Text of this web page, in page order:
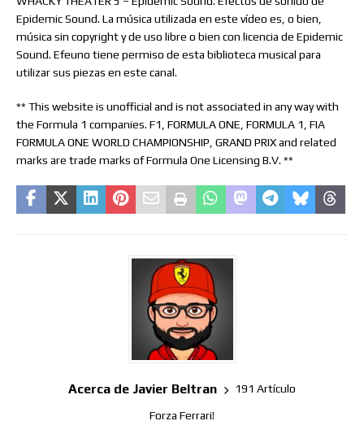
Epidemic Sound. La música utilizada en este vídeo es, o bien,
música sin copyright y de uso libre o bien con licencia de Epidemic
Sound. Efeuno tiene permiso de esta biblioteca musical para
utilizar sus piezas en este canal.
** This website is unofficial and is not associated in any way with
the Formula 1 companies. F1, FORMULA ONE, FORMULA 1, FIA
FORMULA ONE WORLD CHAMPIONSHIP, GRAND PRIX and related
marks are trade marks of Formula One Licensing B.V. **
Acerca de Javier Beltran 191 Artículo
Forza Ferrari!